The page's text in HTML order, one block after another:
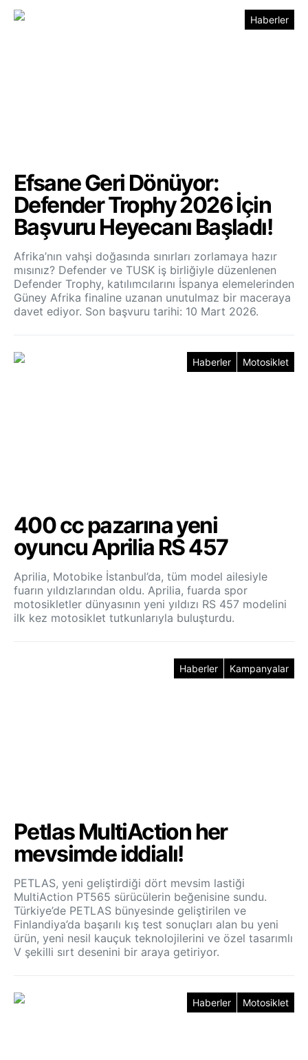
Haberler
Efsane Geri Dönüyor:
Defender Trophy 2026 İçin
Başvuru Heyecanı Başladı!
Afrika’nın vahşi doğasında sınırları zorlamaya hazır
mısınız? Defender ve TUSK iş birliğiyle düzenlenen
Defender Trophy, katılımcılarını İspanya elemelerinden
Güney Afrika finaline uzanan unutulmaz bir maceraya
davet ediyor. Son başvuru tarihi: 10 Mart 2026.
Haberler Motosiklet
400 cc pazarına yeni
oyuncu Aprilia RS 457
Aprilia, Motobike İstanbul’da, tüm model ailesiyle
fuarın yıldızlarından oldu. Aprilia, fuarda spor
motosikletler dünyasının yeni yıldızı RS 457 modelini
ilk kez motosiklet tutkunlarıyla buluşturdu.
Haberler Kampanyalar
Petlas MultiAction her
mevsimde iddialı!
PETLAS, yeni geliştirdiği dört mevsim lastiği
MultiAction PT565 sürücülerin beğenisine sundu.
Türkiye’de PETLAS bünyesinde geliştirilen ve
Finlandiya’da başarılı kış test sonuçları alan bu yeni
ürün, yeni nesil kauçuk teknolojilerini ve özel tasarımlı
V şekilli sırt desenini bir araya getiriyor.
Haberler Motosiklet